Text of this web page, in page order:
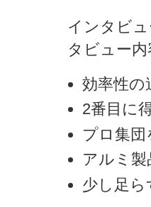
インタビ
タビュー
効率性の
2番目に
プロ集
アルミ
少し足